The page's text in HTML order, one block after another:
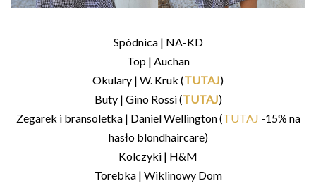
Spódnica | NA-KD
Top | Auchan
Okulary | W. Kruk (TUTAJ)
Buty | Gino Rossi (TUTAJ)
Zegarek i bransoletka | Daniel Wellington (TUTAJ -15% na
hasło blondhaircare)
Kolczyki | H&M
Torebka | Wiklinowy Dom